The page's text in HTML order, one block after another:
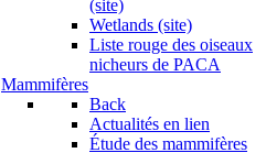
(site)
Wetlands (site)
Liste rouge des oiseaux
nicheurs de PACA
Mammifères
Back
Actualités en lien
Étude des mammifères